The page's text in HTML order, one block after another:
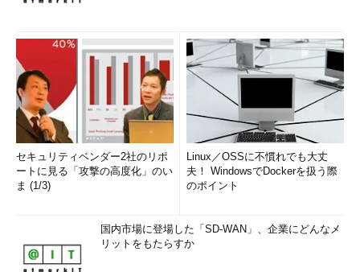
セキュリティベンダー2社のリポ
ートに見る「攻撃の高度化」のい
ま (1/3)
Linux／OSSに不慣れでも大丈
夫！ WindowsでDockerを扱う際
のポイント
国内市場に登場した「SD-WAN」、企業にどんなメ
リットをもたらすか